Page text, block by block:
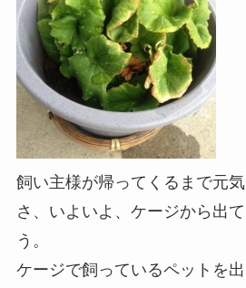
飼い主様が帰ってくるまで元気
さ、いよいよ、ケージから出
う。
ケージで飼っているペットを